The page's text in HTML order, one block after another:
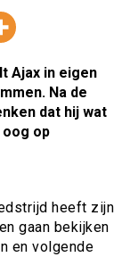
Ajax in eigen
Na de
dat hij wat
op
heeft zijn
gaan bekijken
en volgende